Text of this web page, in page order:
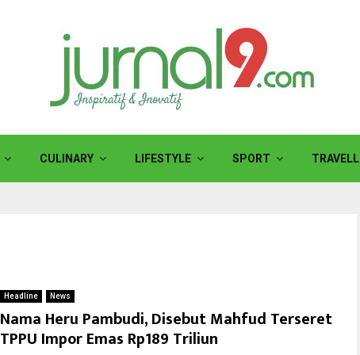
CULINARY LIFESTYLE SPORT
Headline News
Nama Heru Pambudi, Disebut Mahfud Terseret
TPPU Impor Emas Rp189 Triliun